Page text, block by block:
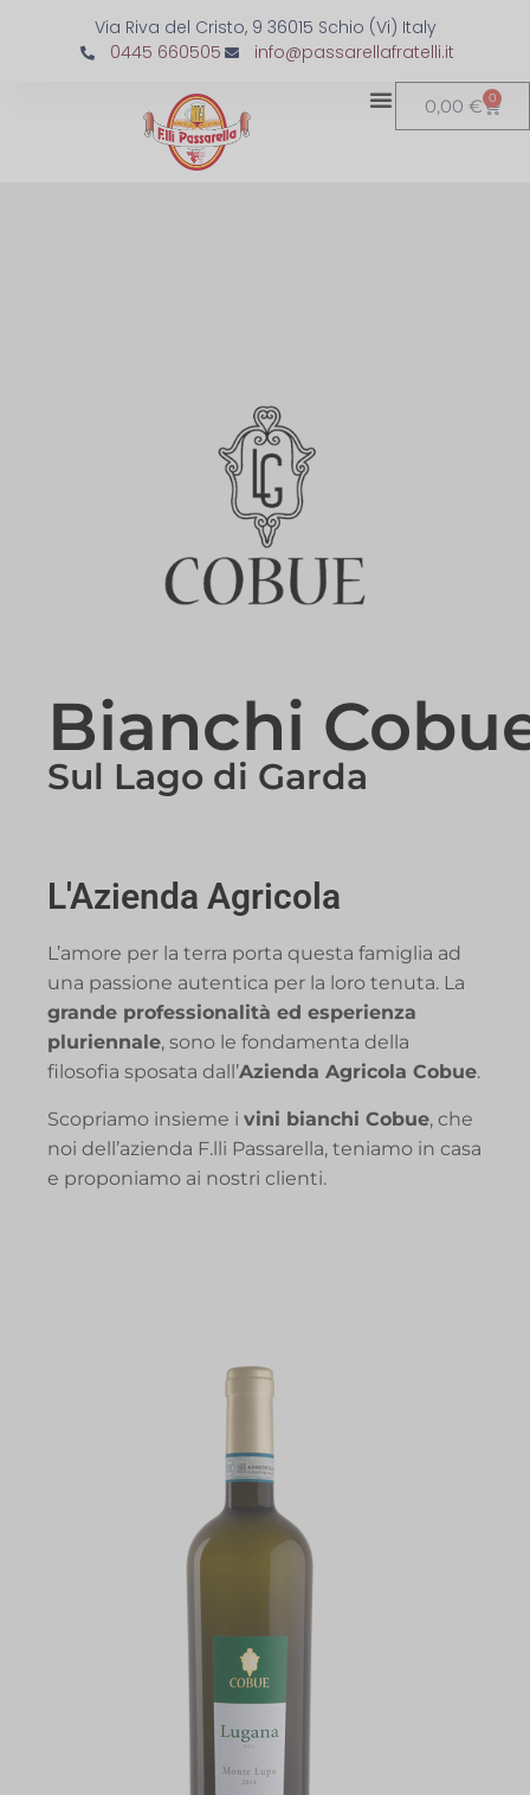
Via Riva del Cristo, 9 36015 Schio (Vi) Italy
0445 660505
info@passarellafratelli.it
0,00€ 0
Bianchi
Sul Lago di Garda
L'Azienda Agricola
L’amore per la terra porta questa famiglia ad
una passione autentica per la loro tenuta. La
grande professionalità ed esperienza
pluriennale, sono le fondamenta della
filosofia sposata dall’Azienda Agricola Cobue.
Scopriamo insieme i vini bianchi Cobue, che
noi dell’azienda F.lli Passarella, teniamo in casa
e proponiamo ai nostri clienti.